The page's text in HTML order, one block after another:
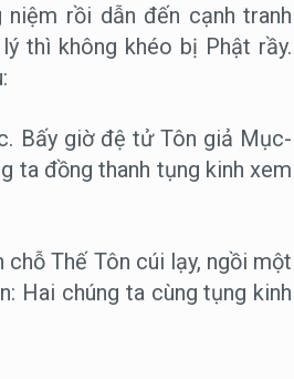
rồi dẫn đến cạnh tranh
thì không khéo bị Phật rầy.
Bấy giờ đệ tử Tôn giả Mục-
ta đồng thanh tụng kinh xem
chỗ Thế Tôn cúi lạy, ngồi một
Hai chúng ta cùng tụng kinh